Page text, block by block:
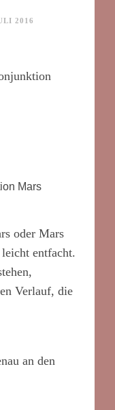
2016
Mars
oder Mars
entfacht.
Verlauf, die
an den